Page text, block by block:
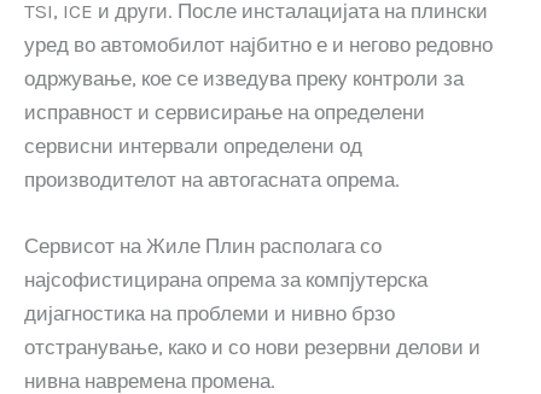
TSI, ICE и други. После инсталацијата на плински
уред во автомобилот најбитно е и негово редовно
одржување, кое се изведува преку контроли за
исправност и сервисирање на определени
сервисни интервали определени од
производителот на автогасната опрема.
Сервисот на Жиле Плин располага со
најсофистицирана опрема за компјутерска
дијагностика на проблеми и нивно брзо
отстранување, како и со нови резервни делови и
нивна навремена промена.